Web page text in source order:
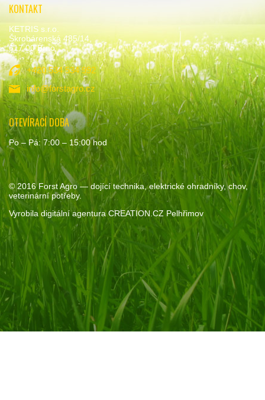
KONTAKT
KETRIS s.r.o.
Škrobárenská 485/14,
617 00 Brno
+420 534 534 992
info@forstagro.cz
OTEVÍRACÍ DOBA
Po – Pá: 7:00 – 15:00 hod
© 2016Forst Agro— dojící technika, elektrické ohradníky, chov,
veterinární potřeby.
Vyrobila digitální agentura CREATION.CZ Pelhřimov